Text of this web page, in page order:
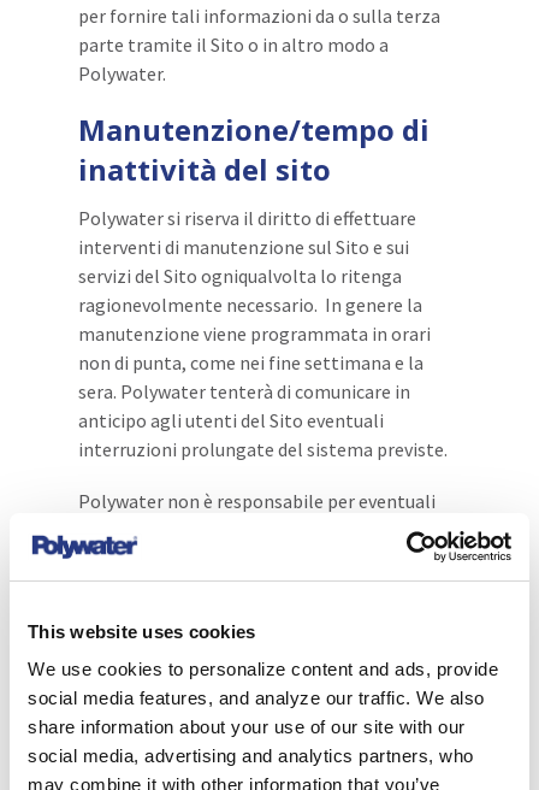
This website uses cookies
We use cookies to personalize content and ads, provide
social media features, and analyze our traffic. We also
share information about your use of our site with our
social media, advertising and analytics partners, who
may combine it with other information that you’ve
per fornire tali informazioni da o sulla terza
parte tramite il Sito o in altro modo a
Polywater.
Manutenzione/tempo di
inattività del sito
Polywater si riserva il diritto di effettuare
interventi di manutenzione sul Sito e sui
servizi del Sito ogniqualvolta lo ritenga
ragionevolmente necessario. In genere la
manutenzione viene programmata in orari
non di punta, come nei fine settimana e la
sera. Polywater tenterà di comunicare in
anticipo agli utenti del Sito eventuali
interruzioni prolungate del sistema previste.
Polywater non è responsabile per eventuali
interruzioni impreviste o inaspettate del
sistema dovute a indisponibilità di servizi o
forniture, calamità naturali, scioperi o
ragionevolmente al di fuori del nostro
controllo.
Diritti di proprietà
intellettuale